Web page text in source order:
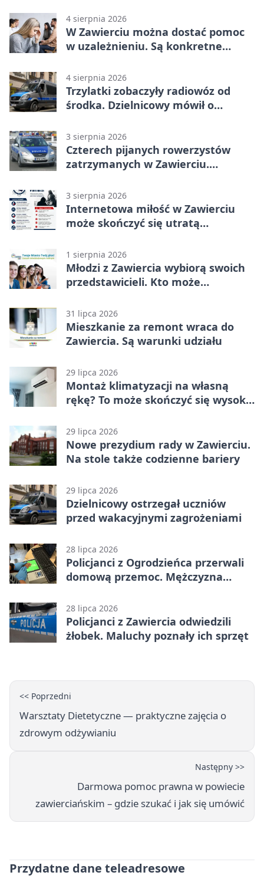
4 sierpnia 2026
W Zawierciu można dostać pomoc
w uzależnieniu. Są konkretne
4 sierpnia 2026
Trzylatki zobaczyły radiowóz od
środka. Dzielnicowy mówił o
3 sierpnia 2026
Czterech pijanych rowerzystów
zatrzymanych w Zawierciu.
3 sierpnia 2026
Internetowa miłość w Zawierciu
może skończyć się utratą
1 sierpnia 2026
Młodzi z Zawiercia wybiorą swoich
przedstawicieli. Kto może
31 lipca 2026
Mieszkanie za remont wraca do
Zawiercia. Są warunki udziału
29 lipca 2026
Montaż klimatyzacji na własną
rękę? To może skończyć się wysoką
29 lipca 2026
Nowe prezydium rady w Zawierciu.
Na stole także codzienne bariery
29 lipca 2026
Dzielnicowy ostrzegał uczniów
przed wakacyjnymi zagrożeniami
28 lipca 2026
Policjanci z Ogrodzieńca przerwali
domową przemoc. Mężczyzna
28 lipca 2026
Policjanci z Zawiercia odwiedzili
żłobek. Maluchy poznały ich sprzęt
<< Poprzedni
Warsztaty Dietetyczne — praktyczne zajęcia o
zdrowym odżywianiu
Następny >>
Darmowa pomoc prawna w powiecie
zawierciańskim – gdzie szukać i jak się umówić
Przydatne dane teleadresowe